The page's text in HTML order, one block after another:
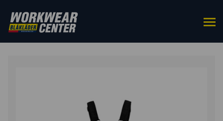
DOMŮ/DO PASU/
/ VÝSTRAŽNÉ KALHOTY